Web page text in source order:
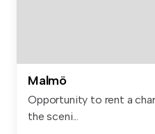
Malmö
Opportunity to rent a
the sceni...